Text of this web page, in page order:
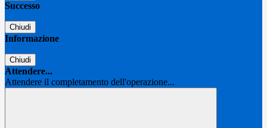
Successo
Chiudi
Informazione
Chiudi
Attendere...
Attendere il completamento dell'operazione...